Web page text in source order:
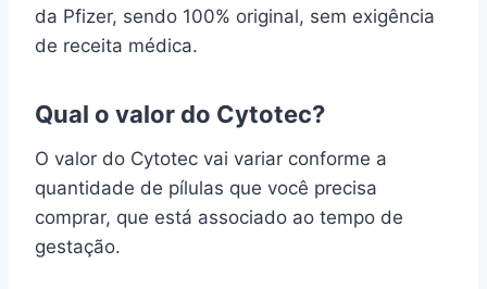
da Pfizer, sendo 100% original, sem exigência
de receita médica.
Qual o valor do Cytotec?
O valor do Cytotec vai variar conforme a
quantidade de pílulas que você precisa
comprar, que está associado ao tempo de
gestação.